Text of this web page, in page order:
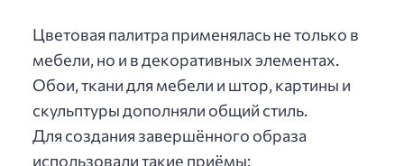
Цветовая палитра применялась не только в
мебели, но и в декоративных элементах.
Обои, ткани для мебели и штор, картины и
скульптуры дополняли общий стиль.
Для создания завершённого образа
использовали такие приёмы: